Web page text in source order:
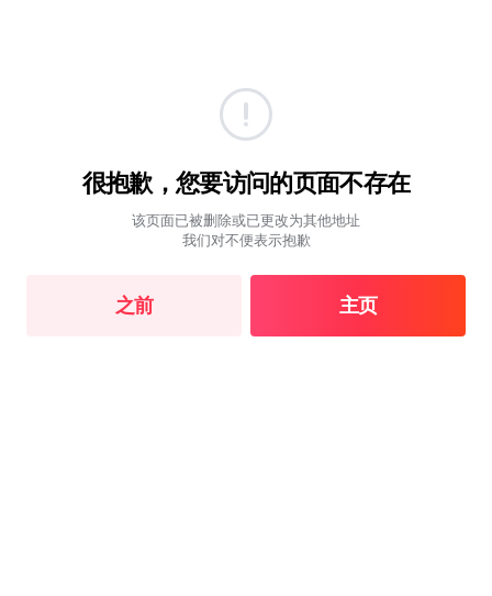
很抱歉，您要访问的页面不存在
该页面已被删除或已更改为其他地址
我们对不便表示抱歉
之前 主页